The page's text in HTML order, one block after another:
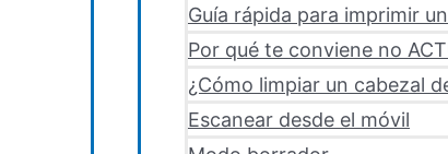
Guía rápida para imprimir
Por qué te conviene no
¿Cómo limpiar un cabezal
Escanear desde el móvil